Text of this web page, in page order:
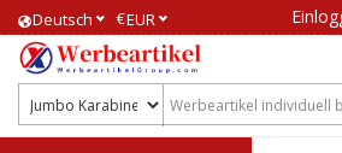
Deutsch €EUR